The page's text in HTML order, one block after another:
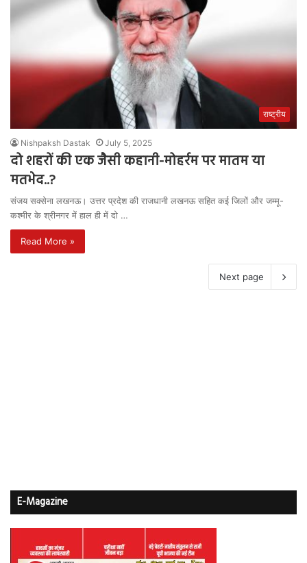
राष्ट्रीय
Nishpaksh Dastak July 5, 2025
दो शहरों की एक जैसी कहानी-मोहर्रम पर मातम या
मतभेद..?
संजय सक्सेना लखनऊ। उत्तर प्रदेश की राजधानी लखनऊ सहित कई जिलों और जम्मू-
कश्मीर के श्रीनगर में हाल ही में दो …
Read More »
Next page
E-Magazine